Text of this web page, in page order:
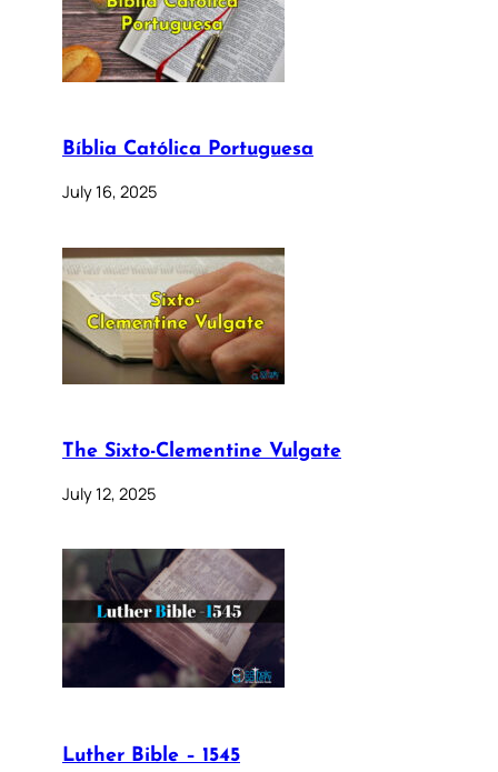
Bíblia Católica Portuguesa
July 16, 2025
The Sixto-Clementine Vulgate
July 12, 2025
Luther Bible – 1545